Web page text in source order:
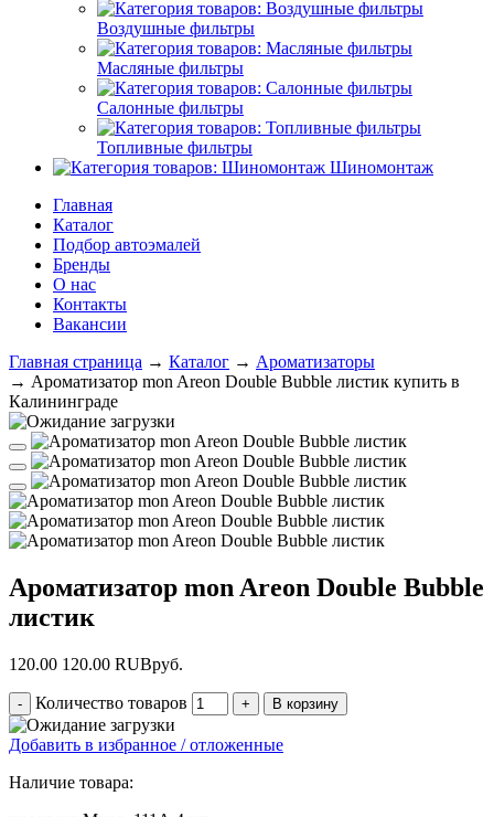
Воздушные фильтры
Масляные фильтры
Салонные фильтры
Топливные фильтры
Шиномонтаж
Главная
Каталог
Подбор автоэмалей
Бренды
О нас
Контакты
Вакансии
Главная страница → Каталог → Ароматизаторы
→ Ароматизатор mon Areon Double Bubble листик купить в
Калининграде
Ароматизатор mon Areon Double Bubble
листик
120.00 120.00 RUBруб.
Количество товаров
Добавить в избранное / отложенные
Наличие товара: